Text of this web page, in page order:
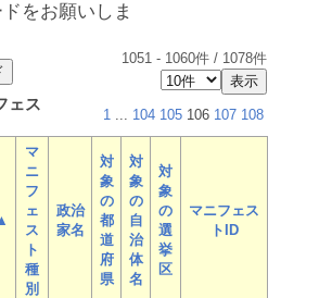
をお願いしま
1051 - 1060件 / 1078件
ェス
1 ... 104 105 106 107 108
マ
ニ
フ
ェ
ス
ト
種
別
政治
家名
対
象
の
都
道
府
県
対
象
の
自
治
体
名
対
象
の
選
挙
区
マニフェス
トID